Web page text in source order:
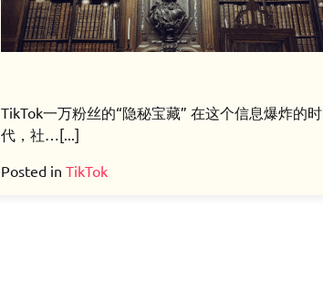
TikTok一万粉丝的“隐秘宝藏” 在这个信息爆炸的时
代，社…[...]
Posted in TikTok